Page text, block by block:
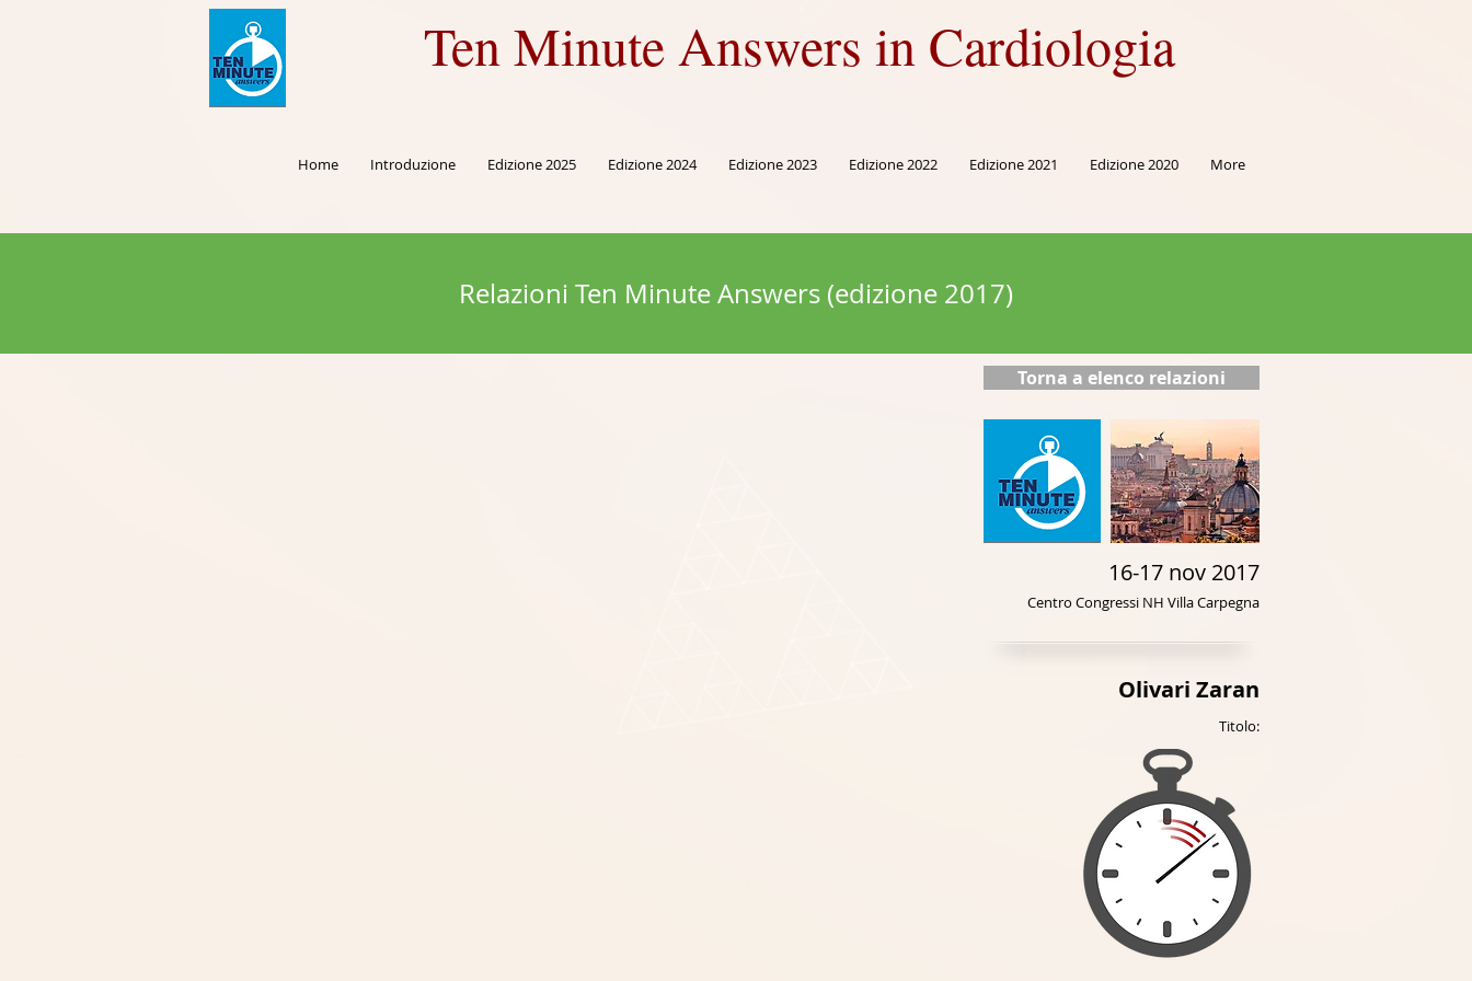
Ten Minute Answers in Cardiologia
Home Introduzione Edizione 2025 Edizione 2024 Edizione 2023 Edizione 2022 Edizione 2021 Edizione 2020 More
Relazioni Ten Minute Answers (edizione 2017)
Olivari Zaran
Titolo:
16-17 nov 2017
Torna a elenco relazioni
Centro Congressi NH Villa Carpegna